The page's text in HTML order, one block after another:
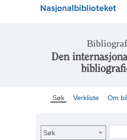
Den
Søk Verkliste Om
Søk